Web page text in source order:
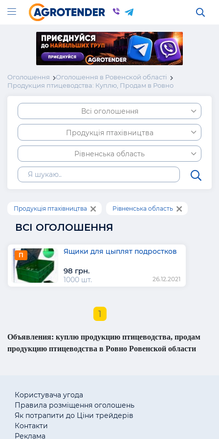
Оголошення
Оголошення в Ровенской області
Продукция птицеводства: Куплю, Продам в Ровно
Всі оголошення
Продукція птахівництва
Рівненська область
Продукція птахівництва Рівненська область
ВСІ ОГОЛОШЕННЯ
П Ящики для цыплят подростков
98 грн.
1000 шт. 26.12.2021
1
Объявления: куплю продукцию птицеводства, продам
продукцию птицеводства в Ровно Ровенской области
Користувача угода
Правила розміщення оголошень
Як потрапити до Ціни трейдерів
Контакти
Реклама